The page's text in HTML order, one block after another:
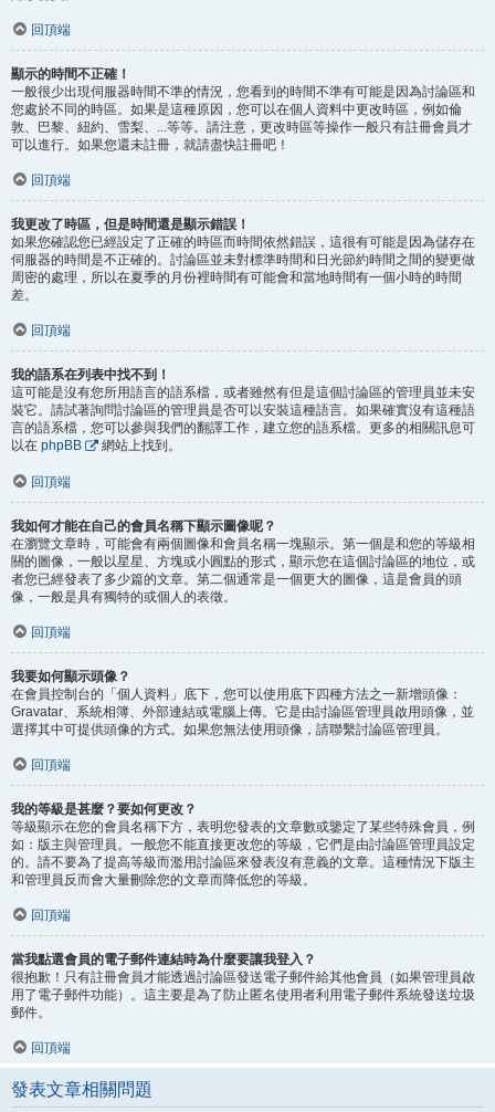
回頂端
顯示的時間不正確！
一般很少出現伺服器時間不準的情況，您看到的時間不準有可能是因為討論區和
您處於不同的時區。如果是這種原因，您可以在個人資料中更改時區，例如倫
敦、巴黎、紐約、雪梨、...等等。請注意，更改時區等操作一般只有註冊會員才
可以進行。如果您還未註冊，就請盡快註冊吧！
回頂端
我更改了時區，但是時間還是顯示錯誤！
如果您確認您已經設定了正確的時區而時間依然錯誤，這很有可能是因為儲存在
伺服器的時間是不正確的。討論區並未對標準時間和日光節約時間之間的變更做
周密的處理，所以在夏季的月份裡時間有可能會和當地時間有一個小時的時間
差。
回頂端
我的語系在列表中找不到！
這可能是沒有您所用語言的語系檔，或者雖然有但是這個討論區的管理員並未安
裝它。請試著詢問討論區的管理員是否可以安裝這種語言。如果確實沒有這種語
言的語系檔，您可以參與我們的翻譯工作，建立您的語系檔。更多的相關訊息可
以在 phpBB 網站上找到。
回頂端
我如何才能在自己的會員名稱下顯示圖像呢？
在瀏覽文章時，可能會有兩個圖像和會員名稱一塊顯示。第一個是和您的等級相
關的圖像，一般以星星、方塊或小圓點的形式，顯示您在這個討論區的地位，或
者您已經發表了多少篇的文章。第二個通常是一個更大的圖像，這是會員的頭
像，一般是具有獨特的或個人的表徵。
回頂端
我要如何顯示頭像？
在會員控制台的「個人資料」底下，您可以使用底下四種方法之一新增頭像：
Gravatar、系統相簿、外部連結或電腦上傳。它是由討論區管理員啟用頭像，並
選擇其中可提供頭像的方式。如果您無法使用頭像，請聯繫討論區管理員。
回頂端
我的等級是甚麼？要如何更改？
等級顯示在您的會員名稱下方，表明您發表的文章數或鑒定了某些特殊會員，例
如：版主與管理員。一般您不能直接更改您的等級，它們是由討論區管理員設定
的。請不要為了提高等級而濫用討論區來發表沒有意義的文章。這種情況下版主
和管理員反而會大量刪除您的文章而降低您的等級。
回頂端
當我點選會員的電子郵件連結時為什麼要讓我登入？
很抱歉！只有註冊會員才能透過討論區發送電子郵件給其他會員（如果管理員啟
用了電子郵件功能）。這主要是為了防止匿名使用者利用電子郵件系統發送垃圾
郵件。
回頂端
發表文章相關問題